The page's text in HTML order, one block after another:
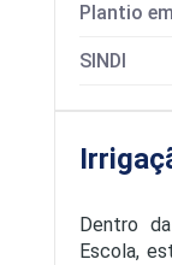
Plantio
SINDI
Dentro
Escola,